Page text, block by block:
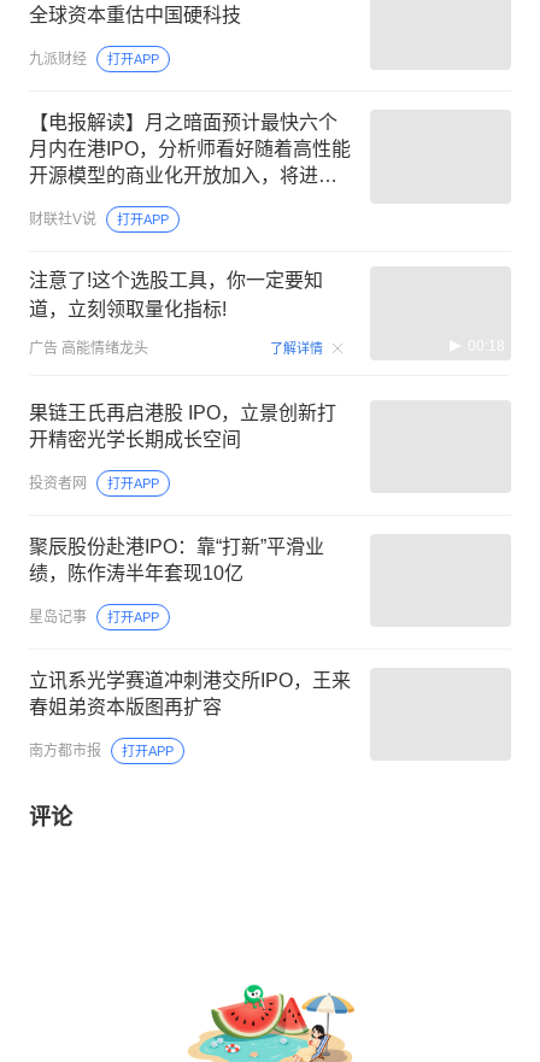
全球资本重估中国硬科技
九派财经 打开APP
【电报解读】月之暗面预计最快六个
月内在港IPO，分析师看好随着高性能
开源模型的商业化开放加入，将进一
步加快AI应用商业化变现，看好优质
内容、营销等细分领域，这家公司一
财联社V说 打开APP
注意了!这个选股工具，你一定要知
道，立刻领取量化指标!
广告 高能情绪龙头 了解详情 00:18
果链王氏再启港股 IPO，立景创新打
开精密光学长期成长空间
投资者网 打开APP
聚辰股份赴港IPO：靠“打新”平滑业
绩，陈作涛半年套现10亿
星岛记事 打开APP
立讯系光学赛道冲刺港交所IPO，王来
春姐弟资本版图再扩容
南方都市报 打开APP
评论